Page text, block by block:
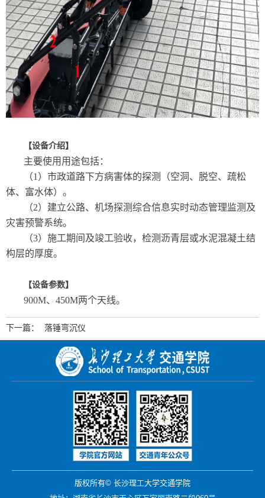
【设备介绍】
主要使用用途包括：
（1）市政道路下方病害体的探测（空洞、脱空、疏松
体、富水体）。
（2）建立公路、机场探测综合信息实时动态管理监测及
灾害预警系统。
（3）施工期间及竣工验收，检测沥青层或水泥混凝土结
构层的厚度。
【设备参数】
900M、450M两个天线。
下一篇： 落锤弯沉仪
版权所有© 长沙理工大学交通学院